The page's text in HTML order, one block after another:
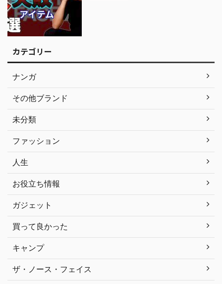
カテゴリー
ナンガ
その他ブランド
未分類
ファッション
人生
お役立ち情報
ガジェット
買って良かった
キャンプ
ザ・ノース・フェイス